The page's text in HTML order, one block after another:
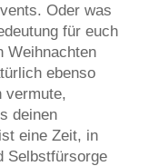
Oder was
für euch
Weihnachten
ebenso
vermute,
deinen
eine Zeit, in
Selbstfürsorge